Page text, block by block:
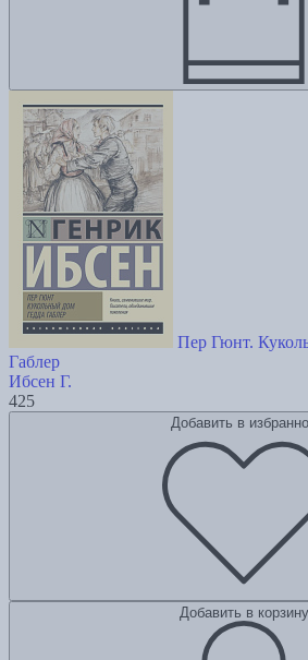
Пер Гюнт.
Габлер
Ибсен Г.
425
Добавить в
Добавить в корзину